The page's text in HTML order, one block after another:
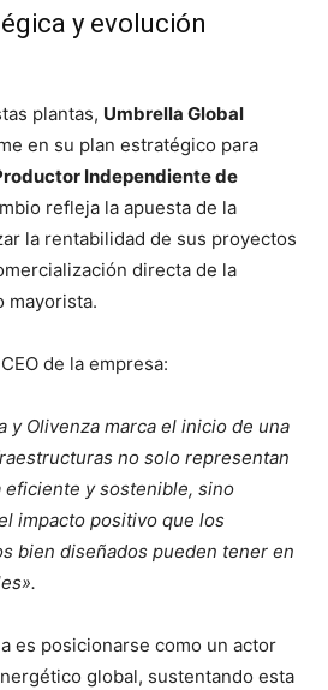
y evolución
plantas, Umbrella Global
en su plan estratégico para
Independiente de
refleja la apuesta de la
la rentabilidad de sus proyectos
directa de la
mayorista.
de la empresa:
y Olivenza marca el inicio de una
no solo representan
eficiente y sostenible, sino
impacto positivo que los
bien diseñados pueden tener en
es posicionarse como un actor
global, sustentando esta